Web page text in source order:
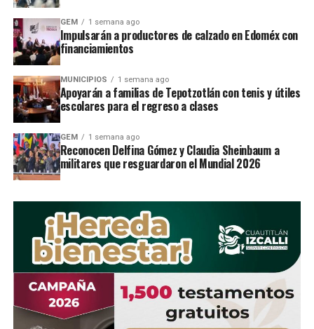
A travÃ©s de estas jornadas
realizan pinta de Ã¡reas recreativas y deportivas;
labores de jardinerÃ­a; balizado de banquetas y
limpia de espacios comunes en las colonias de
AtizapÃ¡n. Â
De manera paralela,
actividades de convivencia social como clases de
zumba y yoga, esto para invitar a los vecinos que
tomen sus espacios pÃºblicos y realicen jornadas
“DespuÃ©s de dos meses de fundaciÃ³n
organizaciÃ³n AJUA ya tiene mÃ¡s de 50 integrantes
todos ellos son chavos entre 18 y 32 aÃ±os que de
manera voluntaria participan en las diferentes jornadas
que promovemos dentro de AtizapÃ¡n”, comentÃ³.
GEM 1 semana ago
Impulsarán a productores de calzado en Edoméx con
financiamientos
MUNICIPIOS 1 semana ago
Apoyarán a familias de Tepotzotlán con tenis y útiles
escolares para el regreso a clases
GEM 1 semana ago
Reconocen Delfina Gómez y Claudia Sheinbaum a
militares que resguardaron el Mundial 2026